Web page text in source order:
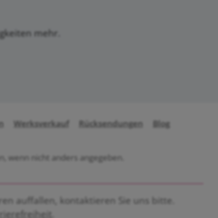
mehr.
Werksverkauf Rücksendungen
Blog
wenn nicht anders angegeben.
auffallen, kontaktieren Sie uns bitte.